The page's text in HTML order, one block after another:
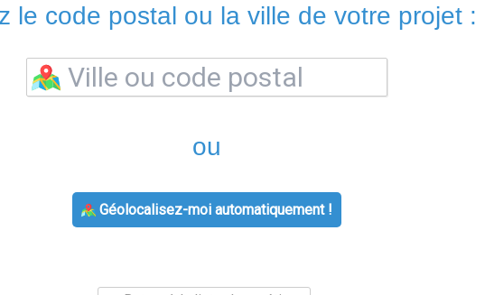
le code postal ou la ville de votre projet :
ou
Géolocalisez-moi automatiquement !